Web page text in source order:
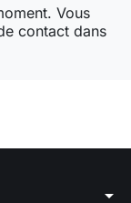
Vous
contact dans
arrow_drop_down